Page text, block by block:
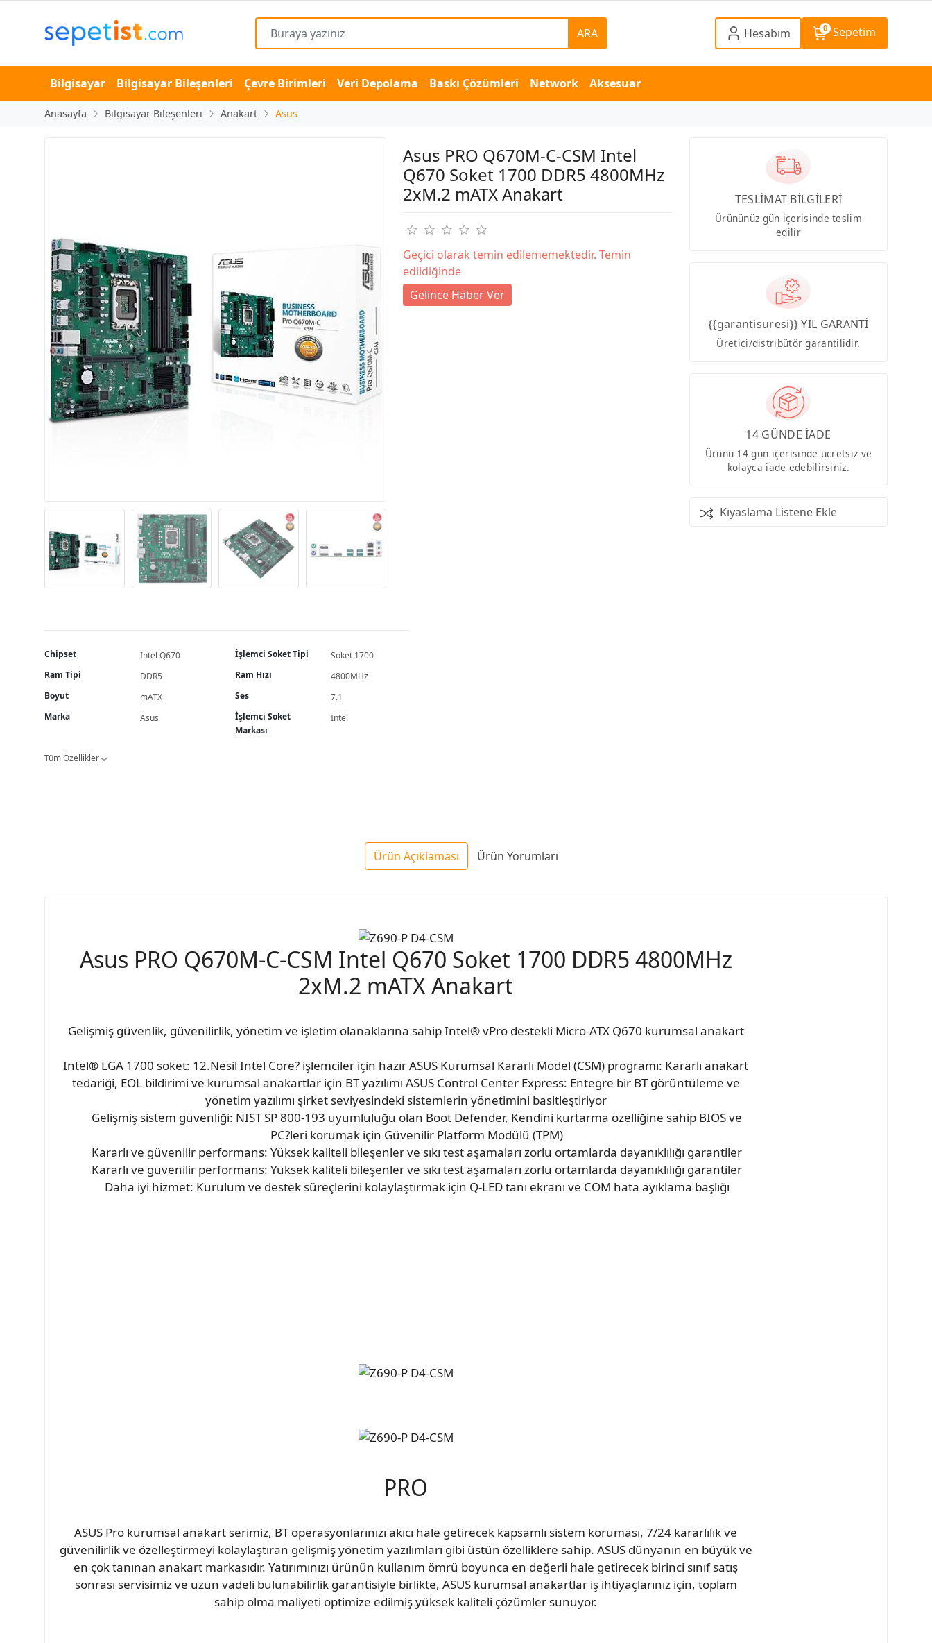
ARA Hesabım 0 Sepetim
Bilgisayar Bilgisayar Bileşenleri Çevre Birimleri Veri Depolama Baskı Çözümleri Network Aksesuar
Anasayfa Bilgisayar Bileşenleri Anakart Asus
Asus PRO Q670M-C-CSM Intel
Q670 Soket 1700 DDR5 4800MHz
2xM.2 mATX Anakart
Geçici olarak temin edilememektedir. Temin
edildiğinde
Gelince Haber Ver
TESLİMAT BİLGİLERİ
Ürününüz gün içerisinde teslim
edilir
{{garantisuresi}} YIL GARANTİ
Üretici/distribütör garantilidir.
14 GÜNDE İADE
Ürünü 14 gün içerisinde ücretsiz ve
kolayca iade edebilirsiniz.
Kıyaslama Listene Ekle
Chipset Intel Q670 İşlemci Soket Tipi
Soket 1700
Ram Tipi
DDR5 Ram Hızı
4800MHz
Boyut
mATX Ses
7.1
Marka
Asus
İşlemci Soket
Markası
Intel
Tüm Özellikler
Ürün Açıklaması Ürün Yorumları
Asus PRO Q670M-C-CSM Intel Q670 Soket 1700 DDR5 4800MHz
2xM.2 mATX Anakart
Gelişmiş güvenlik, güvenilirlik, yönetim ve işletim olanaklarına sahip Intel® vPro destekli Micro-ATX Q670 kurumsal anakart
Intel® LGA 1700 soket: 12.Nesil Intel Core? işlemciler için hazır ASUS Kurumsal Kararlı Model (CSM) programı: Kararlı anakart
tedariği, EOL bildirimi ve kurumsal anakartlar için BT yazılımı ASUS Control Center Express: Entegre bir BT görüntüleme ve
yönetim yazılımı şirket seviyesindeki sistemlerin yönetimini basitleştiriyor
Gelişmiş sistem güvenliği: NIST SP 800-193 uyumluluğu olan Boot Defender, Kendini kurtarma özelliğine sahip BIOS ve
PC?leri korumak için Güvenilir Platform Modülü (TPM)
Kararlı ve güvenilir performans: Yüksek kaliteli bileşenler ve sıkı test aşamaları zorlu ortamlarda dayanıklılığı garantiler
Kararlı ve güvenilir performans: Yüksek kaliteli bileşenler ve sıkı test aşamaları zorlu ortamlarda dayanıklılığı garantiler
Daha iyi hizmet: Kurulum ve destek süreçlerini kolaylaştırmak için Q-LED tanı ekranı ve COM hata ayıklama başlığı
PRO
ASUS Pro kurumsal anakart serimiz, BT operasyonlarınızı akıcı hale getirecek kapsamlı sistem koruması, 7/24 kararlılık ve
güvenilirlik ve özelleştirmeyi kolaylaştıran gelişmiş yönetim yazılımları gibi üstün özelliklere sahip. ASUS dünyanın en büyük ve
en çok tanınan anakart markasıdır. Yatırımınızı ürünün kullanım ömrü boyunca en değerli hale getirecek birinci sınıf satış
sonrası servisimiz ve uzun vadeli bulunabilirlik garantisiyle birlikte, ASUS kurumsal anakartlar iş ihtiyaçlarınız için, toplam
sahip olma maliyeti optimize edilmiş yüksek kaliteli çözümler sunuyor.